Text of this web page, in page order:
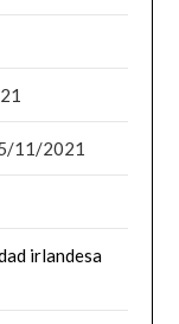
11/2021
irlandesa